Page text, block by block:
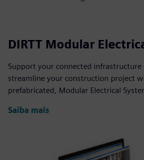
DIRTT Modular
Support your connected infrastructure
streamline your construction project
prefabricated, Modular Electrical
Saiba mais